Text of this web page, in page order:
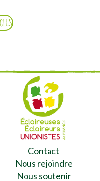
Contact
Nous rejoindre
Nous soutenir